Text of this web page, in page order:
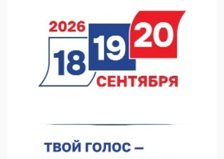
07.08.2026 14:01
В Нижегородской области выбрали лучшего лесного
пожарного
07.08.2026 13:48